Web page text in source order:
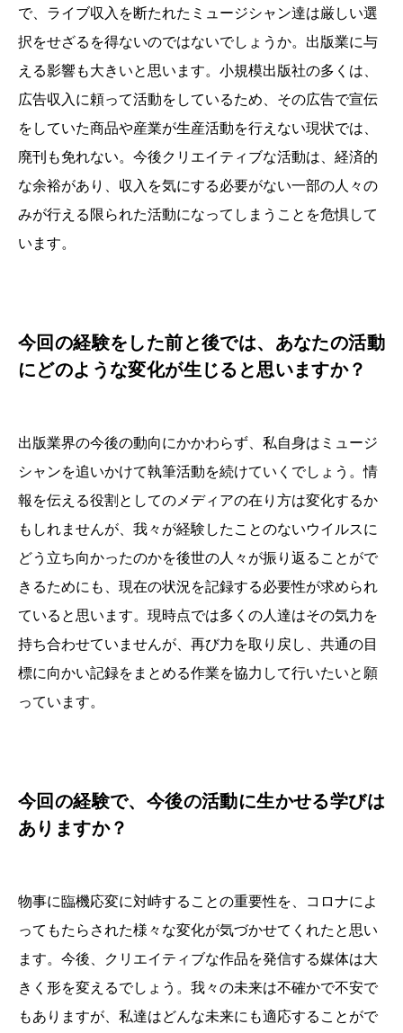
で、ライブ収入を断たれたミュージシャン達は厳しい選
択をせざるを得ないのではないでしょうか。出版業に与
える影響も大きいと思います。小規模出版社の多くは、
広告収入に頼って活動をしているため、その広告で宣伝
をしていた商品や産業が生産活動を行えない現状では、
廃刊も免れない。今後クリエイティブな活動は、経済的
な余裕があり、収入を気にする必要がない一部の人々の
みが行える限られた活動になってしまうことを危惧して
います。
今回の経験をした前と後では、あなたの活動
にどのような変化が生じると思いますか？
出版業界の今後の動向にかかわらず、私自身はミュージ
シャンを追いかけて執筆活動を続けていくでしょう。情
報を伝える役割としてのメディアの在り方は変化するか
もしれませんが、我々が経験したことのないウイルスに
どう立ち向かったのかを後世の人々が振り返ることがで
きるためにも、現在の状況を記録する必要性が求められ
ていると思います。現時点では多くの人達はその気力を
持ち合わせていませんが、再び力を取り戻し、共通の目
標に向かい記録をまとめる作業を協力して行いたいと願
っています。
今回の経験で、今後の活動に生かせる学びは
ありますか？
物事に臨機応変に対峙することの重要性を、コロナによ
ってもたらされた様々な変化が気づかせてくれたと思い
ます。今後、クリエイティブな作品を発信する媒体は大
きく形を変えるでしょう。我々の未来は不確かで不安で
もありますが、私達はどんな未来にも適応することがで